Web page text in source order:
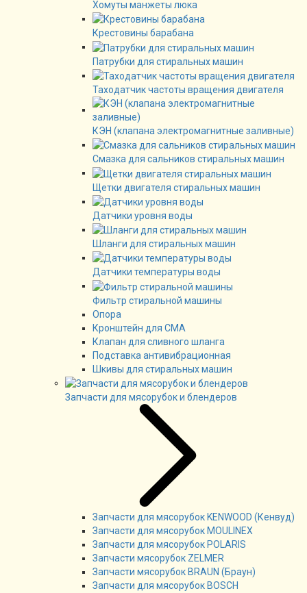
Хомуты манжеты люка
Крестовины барабана
Патрубки для стиральных машин
Таходатчик частоты вращения двигателя
КЭН (клапана электромагнитные заливные)
Смазка для сальников стиральных машин
Щетки двигателя стиральных машин
Датчики уровня воды
Шланги для стиральных машин
Датчики температуры воды
Фильтр стиральной машины
Опора
Кронштейн для СМА
Клапан для сливного шланга
Подставка антивибрационная
Шкивы для стиральных машин
Запчасти для мясорубок и блендеров
Запчасти для мясорубок KENWOOD (Кенвуд)
Запчасти для мясорубок MOULINEX
Запчасти для мясорубок POLARIS
Запчасти мясорубок ZELMER
Запчасти мясорубок BRAUN (Браун)
Запчасти для мясорубок BOSCH